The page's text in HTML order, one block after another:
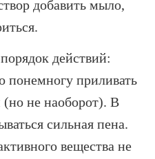
добавить мыло,
действий:
понемногу приливать
не наоборот). В
сильная пена.
вещества не